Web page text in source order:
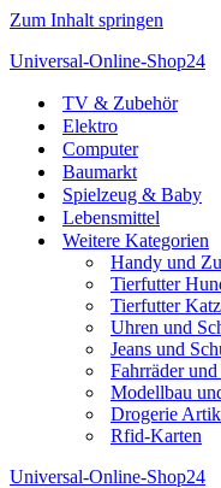
Zum Inhalt springen
Universal-Online-Shop24
TV & Zubehör
Elektro
Computer
Baumarkt
Spielzeug & Baby
Lebensmittel
Weitere Kategorien
Handy und
Tierfutter
Tierfutter
Uhren und
Jeans und
Fahrräder
Modellbau
Drogerie
Rfid-Karten
Universal-Online-Shop24